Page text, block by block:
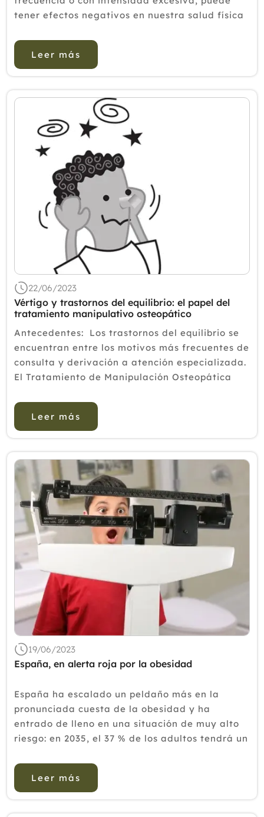
tener efectos negativos en nuestra salud física
Association (APA), la ira crónica y no co...
Leer más
22/06/2023
Vértigo y trastornos del equilibrio: el papel del
tratamiento manipulativo osteopático
Antecedentes: Los trastornos del equilibrio se
encuentran entre los motivos más frecuentes de
consulta y derivación a atención especializada.
El Tratamiento de Manipulación Osteopática
al inducir alteracio...
Leer más
19/06/2023
España, en alerta roja por la obesidad
España ha escalado un peldaño más en la
pronunciada cuesta de la obesidad y ha
entrado de lleno en una situación de muy alto
riesgo: en 2035, el 37 % de los adultos tendrá un
una enfermedad crónica, pero del que...
Leer más